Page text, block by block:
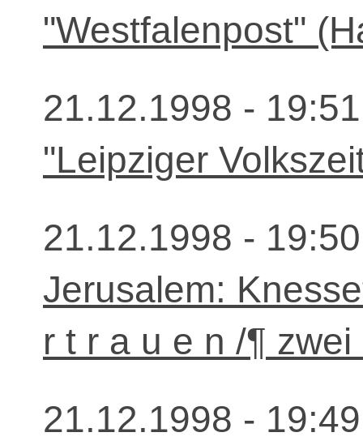
"Westfalenpost"
21.12.1998 -
"Leipziger
21.12.1998 -
Jerusalem:
r t r a u e n /¶ zwei
21.12.1998 -